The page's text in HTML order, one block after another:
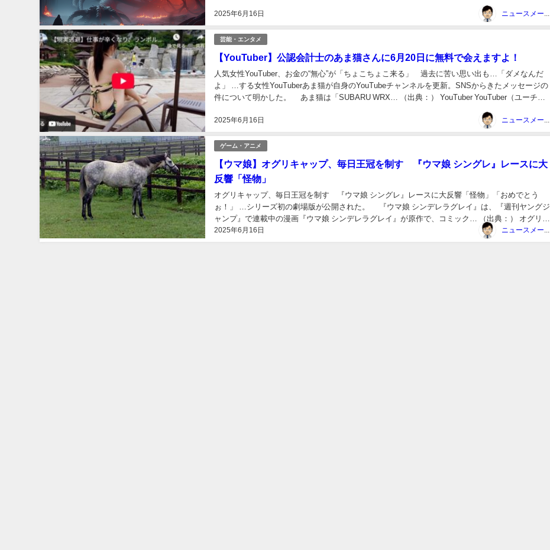
2025年6月16日
芸能・エンタメ
【YouTuber】公認会計士のあま猫さんに6月20日に無料で会えますよ！
2025年6月16日
人気女性YouTuber、お金の“無心”が「ちょこちょこ来る」 過去に苦い思い出も…「ダメなんだ
よ」 …する女性YouTuberあま猫が自身のYouTubeチャンネルを更新。SNSからきたメッセージの
件について明かした。 あま猫は「SUBARU WRX… （出典：） YouTuber YouTuber（ユーチュ
ゲーム・アニメ
【ウマ娘】オグリキャップ、毎日王冠を制す 『ウマ娘 シングレ』レースに大
反響「怪物」
2025年6月16日
オグリキャップ、毎日王冠を制す 『ウマ娘 シングレ』レースに大反響「怪物」「おめでとう
ぉ！」 …シリーズ初の劇場版が公開された。 『ウマ娘 シンデレラグレイ』は、『週刊ヤングジ
ャンプ』で連載中の漫画『ウマ娘 シンデレラグレイ』が原作で、コミック… （出典：） オグリキ
ャップ オグリキャップ（欧字名:Oguri Cap...